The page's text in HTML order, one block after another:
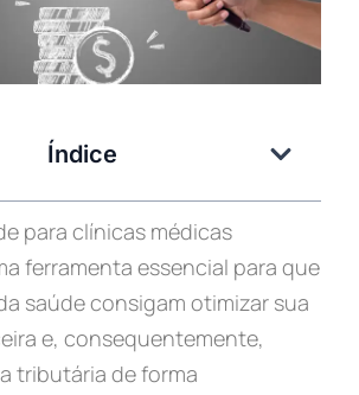
Índice
para clínicas médicas
ferramenta essencial para que
saúde consigam otimizar sua
e, consequentemente,
tributária de forma